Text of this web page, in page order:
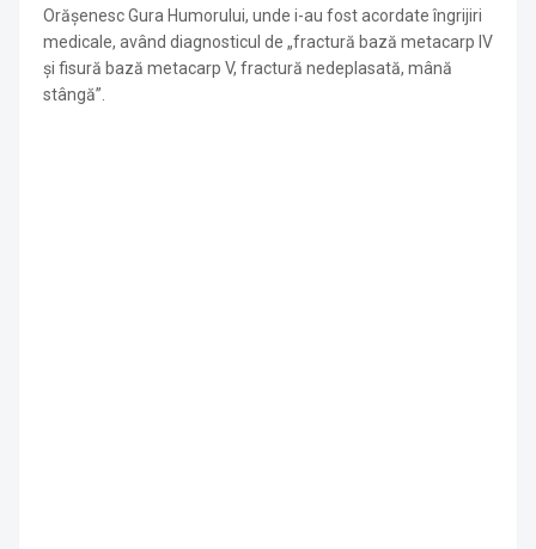
Orășenesc Gura Humorului, unde i-au fost acordate îngrijiri
medicale, având diagnosticul de „fractură bază metacarp IV
și fisură bază metacarp V, fractură nedeplasată, mână
stângă”.